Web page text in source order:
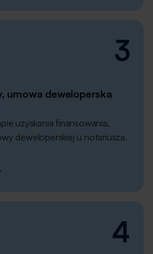
3
umowa deweloperska
uzyskania finansowania,
deweloperskiej u notariusza.
4